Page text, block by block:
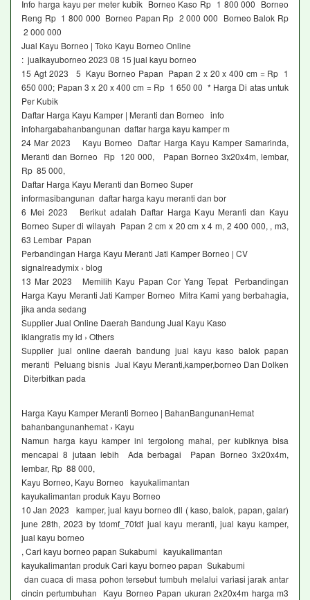
Info harga kayu per meter kubik Borneo Kaso Rp 1 800 000 Borneo
Reng Rp 1 800 000 Borneo Papan Rp 2 000 000 Borneo Balok Rp
2 000 000
Jual Kayu Borneo | Toko Kayu Borneo Online
: jualkayuborneo 2023 08 15 jual kayu borneo
15 Agt 2023 5 Kayu Borneo Papan Papan 2 x 20 x 400 cm = Rp 1
650 000; Papan 3 x 20 x 400 cm = Rp 1 650 00 * Harga Di atas untuk
Per Kubik
Daftar Harga Kayu Kamper | Meranti dan Borneo info
infohargabahanbangunan daftar harga kayu kamper m
24 Mar 2023 Kayu Borneo Daftar Harga Kayu Kamper Samarinda,
Meranti dan Borneo Rp 120 000, Papan Borneo 3x20x4m, lembar,
Rp 85 000,
Daftar Harga Kayu Meranti dan Borneo Super
informasibangunan daftar harga kayu meranti dan bor
6 Mei 2023 Berikut adalah Daftar Harga Kayu Meranti dan Kayu
Borneo Super di wilayah Papan 2 cm x 20 cm x 4 m, 2 400 000, , m3,
63 Lembar Papan
Perbandingan Harga Kayu Meranti Jati Kamper Borneo | CV
signalreadymix › blog
13 Mar 2023 Memilih Kayu Papan Cor Yang Tepat Perbandingan
Harga Kayu Meranti Jati Kamper Borneo Mitra Kami yang berbahagia,
jika anda sedang
Supplier Jual Online Daerah Bandung Jual Kayu Kaso
iklangratis my id › Others
Supplier jual online daerah bandung jual kayu kaso balok papan
meranti Peluang bisnis Jual Kayu Meranti,kamper,borneo Dan Dolken
Diterbitkan pada
Harga Kayu Kamper Meranti Borneo | BahanBangunanHemat
bahanbangunanhemat › Kayu
Namun harga kayu kamper ini tergolong mahal, per kubiknya bisa
mencapai 8 jutaan lebih Ada berbagai Papan Borneo 3x20x4m,
lembar, Rp 88 000,
Kayu Borneo, Kayu Borneo kayukalimantan
kayukalimantan produk Kayu Borneo
10 Jan 2023 kamper, jual kayu borneo dll ( kaso, balok, papan, galar)
june 28th, 2023 by tdomf_70fdf jual kayu meranti, jual kayu kamper,
jual kayu borneo
, Cari kayu borneo papan Sukabumi kayukalimantan
kayukalimantan produk Cari kayu borneo papan Sukabumi
dan cuaca di masa pohon tersebut tumbuh melalui variasi jarak antar
cincin pertumbuhan Kayu Borneo Papan ukuran 2x20x4m harga m3